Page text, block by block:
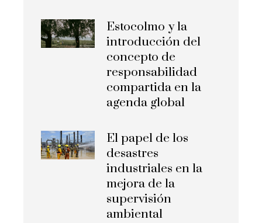
Estocolmo y la
introducción del
concepto de
responsabilidad
compartida en la
agenda global
El papel de los
desastres
industriales en la
mejora de la
supervisión
ambiental